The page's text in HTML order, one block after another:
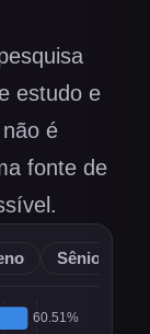
estudo e
é
fonte de
Sênior